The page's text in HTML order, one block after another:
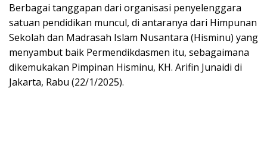
Berbagai tanggapan dari organisasi penyelenggara
satuan pendidikan muncul, di antaranya dari Himpunan
Sekolah dan Madrasah Islam Nusantara (Hisminu) yang
menyambut baik Permendikdasmen itu, sebagaimana
dikemukakan Pimpinan Hisminu, KH. Arifin Junaidi di
Jakarta, Rabu (22/1/2025).